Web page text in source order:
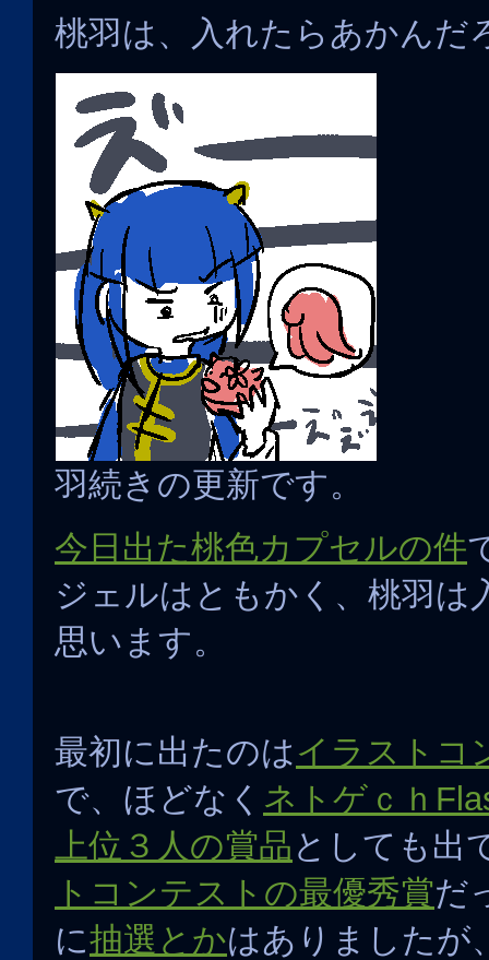
桃羽は、入れたらあかん
羽続きの更新です。
今日出た桃色カプセルの件
ジェルはともかく、桃羽は
思います。
最初に出たのはイラストコ
で、ほどなく ネトゲｃｈ
上位３人の賞品 としても出
トコンテストの最優秀賞だ
に抽選とかはありましたが